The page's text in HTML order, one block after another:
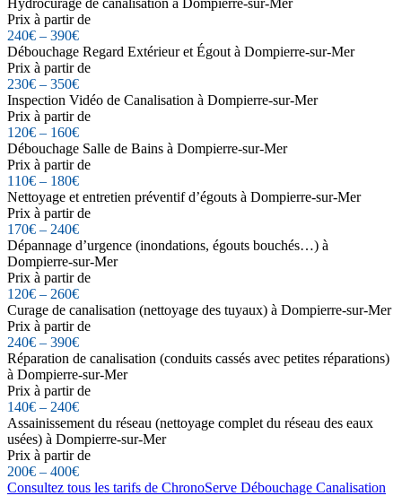
Hydrocurage de canalisation à Dompierre-sur-Mer
Prix à partir de
240€ – 390€
Débouchage Regard Extérieur et Égout à Dompierre-sur-Mer
Prix à partir de
230€ – 350€
Inspection Vidéo de Canalisation à Dompierre-sur-Mer
Prix à partir de
120€ – 160€
Débouchage Salle de Bains à Dompierre-sur-Mer
Prix à partir de
110€ – 180€
Nettoyage et entretien préventif d’égouts à Dompierre-sur-Mer
Prix à partir de
170€ – 240€
Dépannage d’urgence (inondations, égouts bouchés…) à
Dompierre-sur-Mer
Prix à partir de
120€ – 260€
Curage de canalisation (nettoyage des tuyaux) à Dompierre-sur-Mer
Prix à partir de
240€ – 390€
Réparation de canalisation (conduits cassés avec petites réparations)
à Dompierre-sur-Mer
Prix à partir de
140€ – 240€
Assainissement du réseau (nettoyage complet du réseau des eaux
usées) à Dompierre-sur-Mer
Prix à partir de
200€ – 400€
Consultez tous les tarifs de ChronoServe Débouchage Canalisation